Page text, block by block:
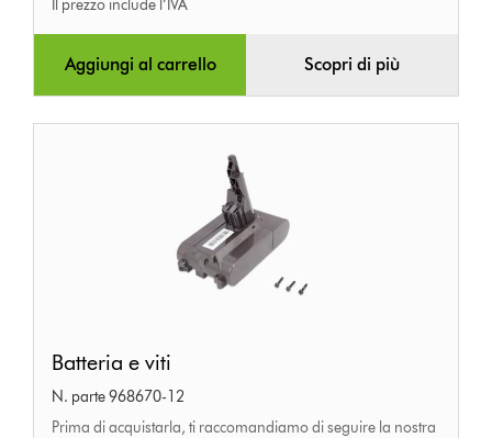
Il prezzo include l’IVA
Aggiungi al carrello Scopri di più
e
viti
Batteria e viti
N. parte 968670-12
Prima di acquistarla, ti raccomandiamo di seguire la nostra